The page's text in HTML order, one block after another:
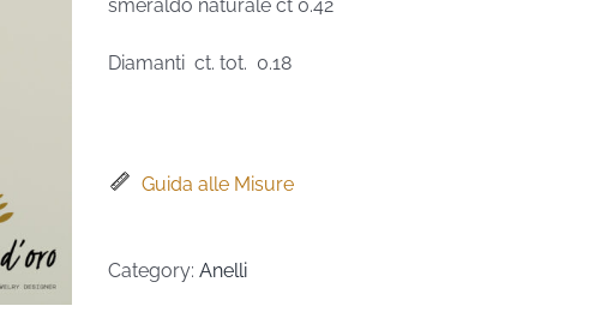
smeraldo naturale ct 0.42
Diamanti ct. tot. 0.18
Guida alle Misure
Category: Anelli